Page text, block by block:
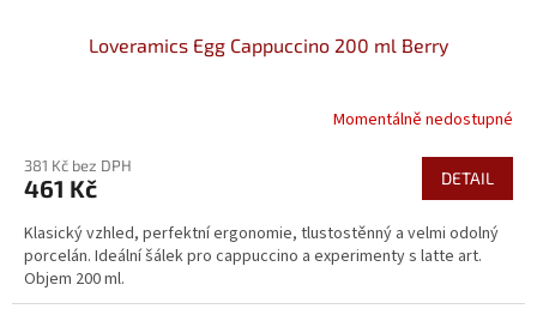
Loveramics Egg Cappuccino 200 ml Berry
Momentálně nedostupné
381 Kč bez DPH
461 Kč DETAIL
Klasický vzhled, perfektní ergonomie, tlustostěnný a velmi odolný
porcelán. Ideální šálek pro cappuccino a experimenty s latte art.
Objem 200 ml.